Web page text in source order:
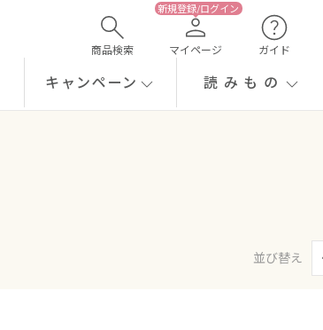
商品検索 マイページ ガイド
キャンペーン 読みもの
並び替え